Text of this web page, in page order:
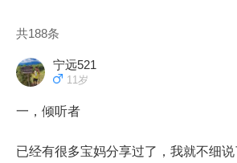
共188条
宁远521
11岁
一，倾听者
已经有很多宝妈分享过了，我就不细